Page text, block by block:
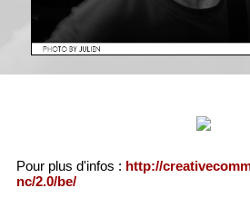
Pour plus d'infos : http://
nc/2.0/be/